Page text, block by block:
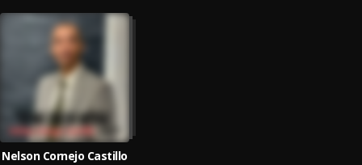
Nelson Cornejo Castillo